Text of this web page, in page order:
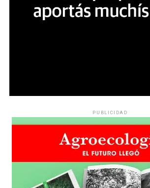
PUBLICIDAD